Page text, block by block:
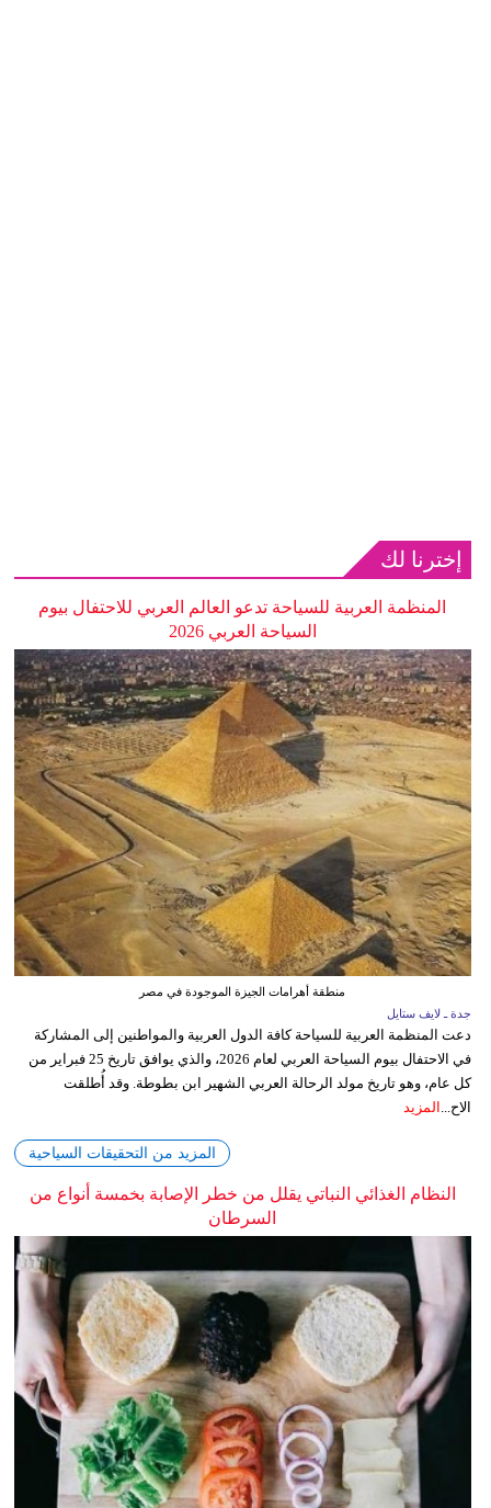
إخترنا لك
المنظمة العربية للسياحة تدعو العالم العربي للاحتفال بيوم
السياحة العربي 2026
منطقة أهرامات الجيزة الموجودة في مصر
جدة ـ لايف ستايل
دعت المنظمة العربية للسياحة كافة الدول العربية والمواطنين إلى المشاركة
في الاحتفال بيوم السياحة العربي لعام 2026، والذي يوافق تاريخ 25 فبراير من
كل عام، وهو تاريخ مولد الرحالة العربي الشهير ابن بطوطة. وقد أُطلقت
الاح... المزيد
المزيد من التحقيقات السياحية
النظام الغذائي النباتي يقلل من خطر الإصابة بخمسة أنواع من
السرطان